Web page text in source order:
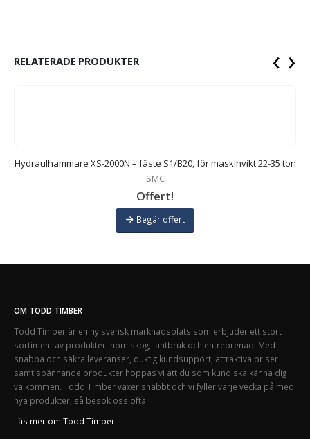
RELATERADE PRODUKTER
Hydraulhammare XS-2000N – fäste S1/B20, för maskinvikt 22-35 ton
SMC
Offert!
Begär offert
‹ ›
OM TODD TIMBER
Todd Timber är en ny svensk marknadsplats som erbjuder ett stort
sortiment av produkter inom skog, lantbruk och entreprenad. Med
snabba och säkra leveranser, duktig kundsupport, attraktiva priser
samt spännande produkter hoppas vi att du som kund ska känna dig
välkommen. Todd Timber växer snabbt och vi fyller varje vecka på med
nya produkter, så besök oss ofta.
Läs mer om Todd Timber